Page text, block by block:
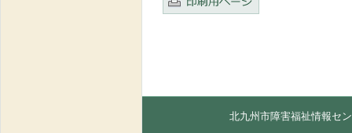
北九州市障害福祉情報セ